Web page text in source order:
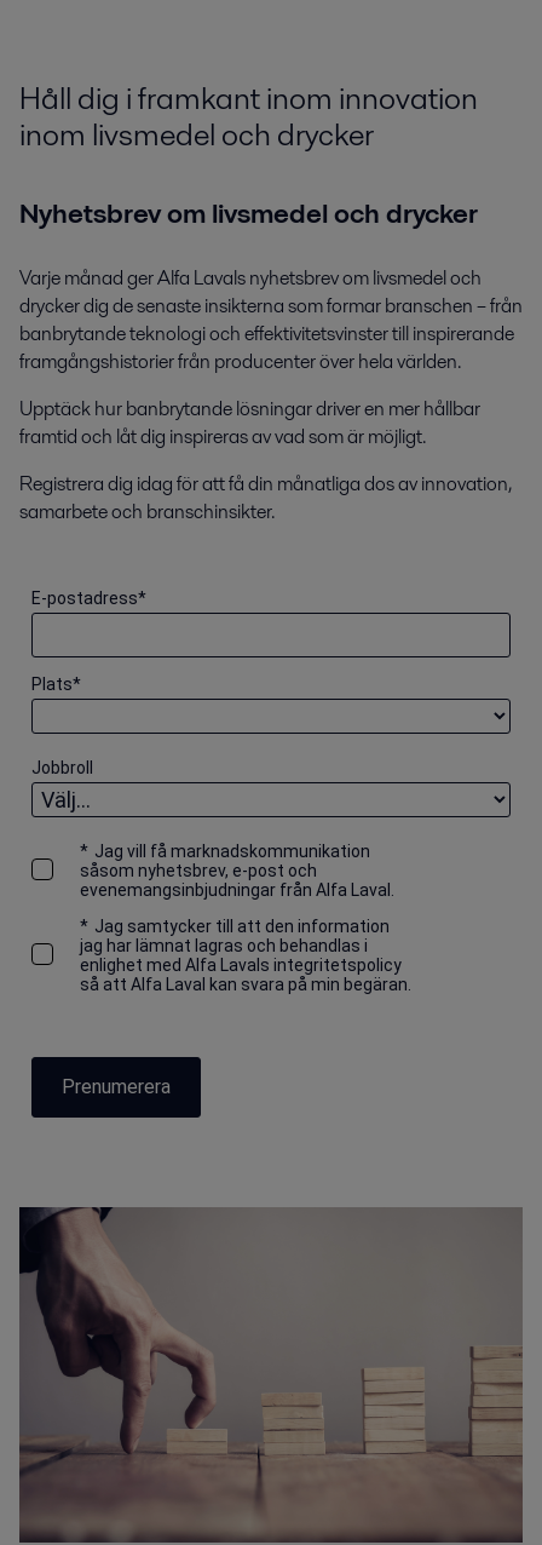
Håll dig i framkant inom innovation
inom livsmedel och drycker
Nyhetsbrev om livsmedel och drycker
Varje månad ger Alfa Lavals nyhetsbrev om livsmedel och
drycker dig de senaste insikterna som formar branschen – från
banbrytande teknologi och effektivitetsvinster till inspirerande
framgångshistorier från producenter över hela världen.
Upptäck hur banbrytande lösningar driver en mer hållbar
framtid och låt dig inspireras av vad som är möjligt.
Registrera dig idag för att få din månatliga dos av innovation,
samarbete och branschinsikter.
*
E-postadress
*
Plats
Jobbroll
* Jag vill få marknadskommunikation
såsom nyhetsbrev, e-post och
evenemangsinbjudningar från Alfa Laval.
* Jag samtycker till att den information
jag har lämnat lagras och behandlas i
enlighet med Alfa Lavals integritetspolicy
så att Alfa Laval kan svara på min begäran.
Prenumerera